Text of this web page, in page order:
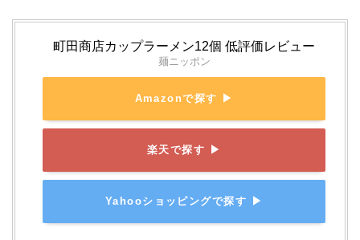
町田商店カップラーメン12個 低評価レビュー
麺ニッポン
Amazonで探す ▶
楽天で探す ▶
Yahooショッピングで探す ▶